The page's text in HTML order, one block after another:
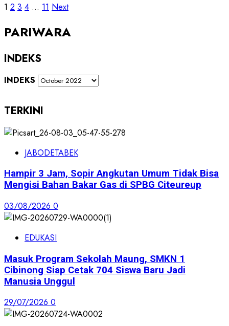
1 2 3 4 … 11 Next
PARIWARA
INDEKS
INDEKS
TERKINI
JABODETABEK
Hampir 3 Jam, Sopir Angkutan Umum Tidak Bisa
Mengisi Bahan Bakar Gas di SPBG Citeureup
03/08/2026 0
EDUKASI
Masuk Program Sekolah Maung, SMKN 1
Cibinong Siap Cetak 704 Siswa Baru Jadi
Manusia Unggul
29/07/2026 0